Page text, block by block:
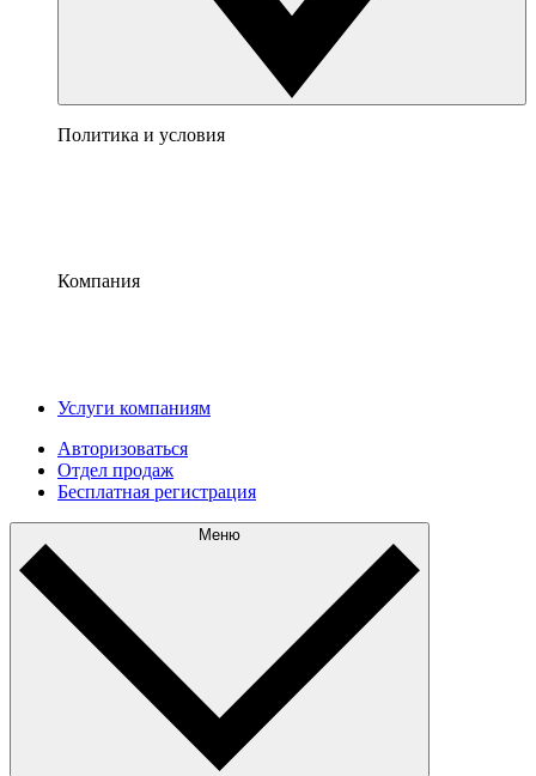
Политика и условия
Компания
Услуги компаниям
Авторизоваться
Отдел продаж
Бесплатная регистрация
Меню